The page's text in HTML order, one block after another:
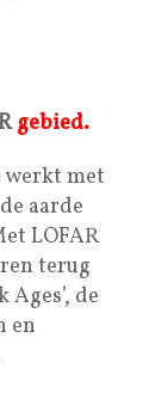
gebied.
werkt met
aarde
LOFAR
terug
de
en